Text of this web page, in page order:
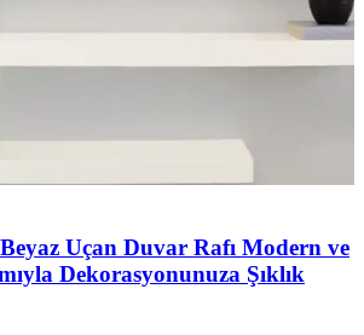
Uçan Duvar Rafı Modern ve
Dekorasyonunuza Şıklık